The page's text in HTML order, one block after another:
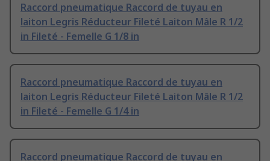
Raccord pneumatique Raccord de tuyau en
laiton Legris Réducteur Fileté Laiton Mâle R 1/2
in Fileté - Femelle G 1/8 in
Raccord pneumatique Raccord de tuyau en
laiton Legris Réducteur Fileté Laiton Mâle R 1/2
in Fileté - Femelle G 1/4 in
Raccord pneumatique Raccord de tuyau en